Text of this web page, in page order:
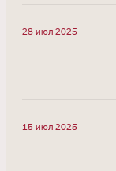
28 июл 2025
15 июл 2025